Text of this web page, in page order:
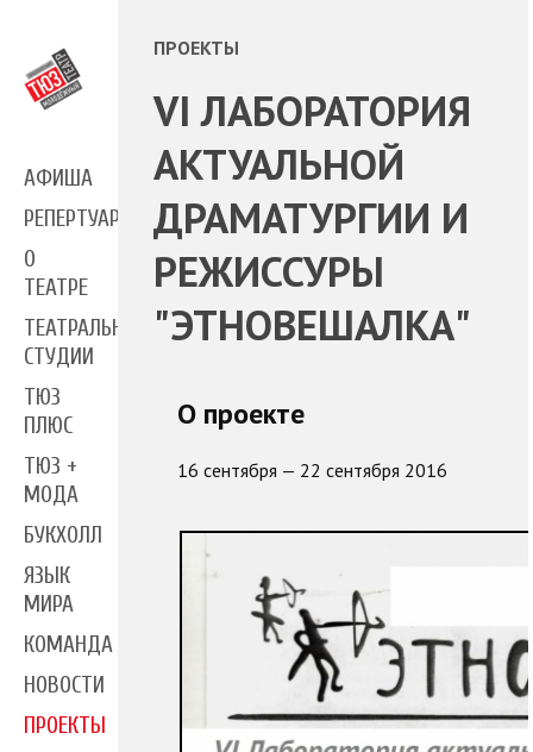
АФИША
РЕПЕРТУАР
О
ТЕАТРЕ
ТЕАТРАЛЬНЫЕ
СТУДИИ
ТЮЗ
ПЛЮС
ТЮЗ +
МОДА
БУКХОЛЛ
ЯЗЫК
МИРА
КОМАНДА
НОВОСТИ
ПРОЕКТЫ
ПРОЕКТЫ
VI ЛАБОРАТОРИЯ
АКТУАЛЬНОЙ
ДРАМАТУРГИИ И
РЕЖИССУРЫ
"ЭТНОВЕШАЛКА"
О проекте
16 сентября — 22 сентября 2016